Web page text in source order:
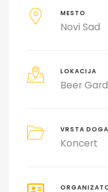
MESTO
Novi Sad
LOKACIJA
Beer
VRSTA
Koncert